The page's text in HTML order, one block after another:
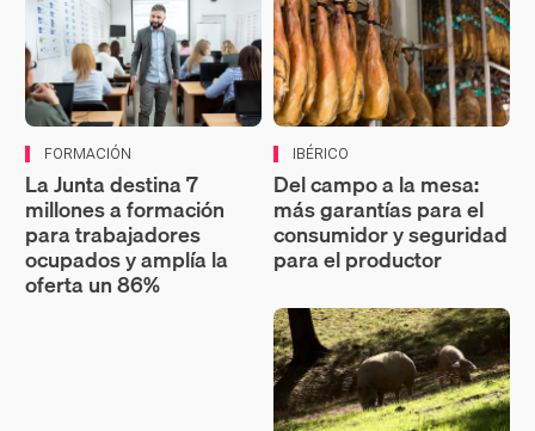
FORMACIÓN
La Junta destina 7
millones a formación
para trabajadores
ocupados y amplía la
oferta un 86%
IBÉRICO
Del campo a la mesa:
más garantías para el
consumidor y seguridad
para el productor